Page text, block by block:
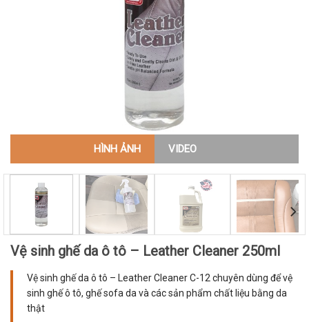
HÌNH ẢNH VIDEO
Vệ sinh ghế da ô tô – Leather Cleaner 250ml
Vệ sinh ghế da ô tô – Leather Cleaner C-12 chuyên dùng để vệ
sinh ghế ô tô, ghế sofa da và các sản phẩm chất liệu bằng da
thật